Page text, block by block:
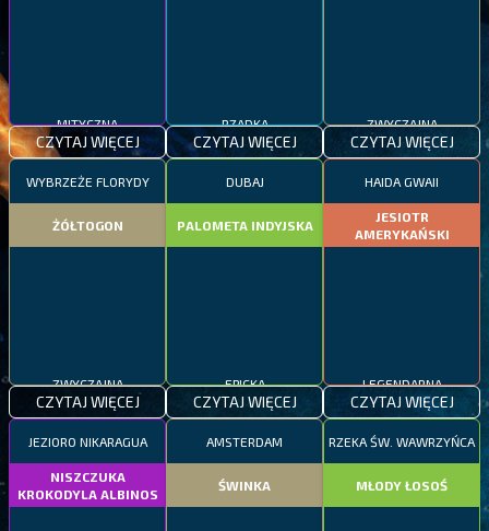
MITYCZNA
CZYTAJ WIĘCEJ
RZADKA
CZYTAJ WIĘCEJ
ZWYCZAJNA
CZYTAJ WIĘCEJ
WYBRZEŻE FLORYDY
ŻÓŁTOGON
ZWYCZAJNA
CZYTAJ WIĘCEJ
DUBAJ
PALOMETA INDYJSKA
EPICKA
CZYTAJ WIĘCEJ
HAIDA GWAII
JESIOTR
AMERYKAŃSKI
LEGENDARNA
CZYTAJ WIĘCEJ
JEZIORO NIKARAGUA
NISZCZUKA
KROKODYLA ALBINOS
AMSTERDAM
ŚWINKA
RZEKA ŚW. WAWRZYŃCA
MŁODY ŁOSOŚ